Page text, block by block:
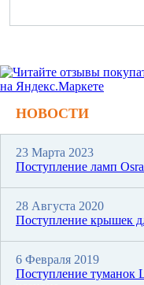
НОВОСТИ
23 Марта 2023
Поступление ламп
28 Августа 2020
Поступление крышек
6 Февраля 2019
Поступление туманок